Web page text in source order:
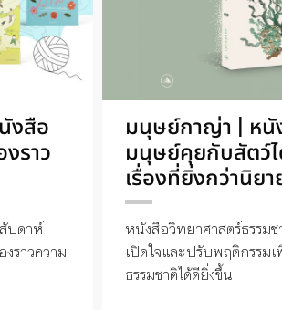
งสือ
ราว
ปดาห์
ราวความ
มนุษย์กาญ่า | หนั
มนุษย์คุยกับสัตว์ไ
เรื่องที่ยิ่งกว่านิยา
หนังสือวิทยาศาสตร์ธรร
เปิดใจและปรับพฤติกรรมเ
ธรรมชาติได้ดียิ่งขึ้น